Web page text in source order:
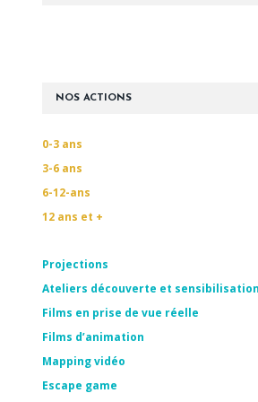
NOS ACTIONS
0-3 ans
3-6 ans
6-12-ans
12 ans et +
Projections
Ateliers découverte et
Films en prise de vue réelle
Films d’animation
Mapping vidéo
Escape game